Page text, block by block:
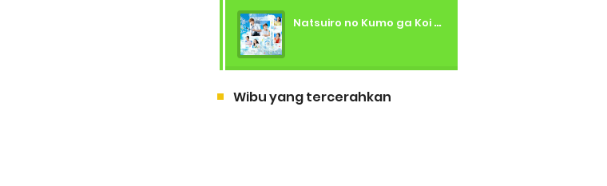
Natsuiro no Kumo ga Koi to Arashi wo Makiokosu (2026) - 01 Subtitle Indonesia
Wibu yang tercerahkan